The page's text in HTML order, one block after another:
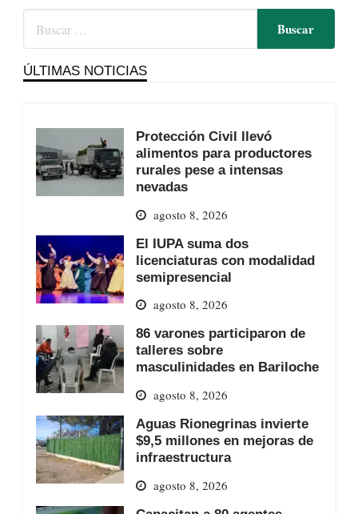
ÚLTIMAS NOTICIAS
Protección Civil llevó
alimentos para productores
rurales pese a intensas
nevadas
agosto 8, 2026
El IUPA suma dos
licenciaturas con modalidad
semipresencial
agosto 8, 2026
86 varones participaron de
talleres sobre
masculinidades en Bariloche
agosto 8, 2026
Aguas Rionegrinas invierte
$9,5 millones en mejoras de
infraestructura
agosto 8, 2026